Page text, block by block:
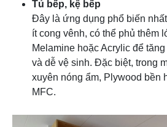
Tủ bếp, kệ bếp
Đây là ứng dụng phổ biến
ít cong vênh, có thể phủ thêm
Melamine hoặc Acrylic để
và dễ vệ sinh. Đặc biệt, trong
xuyên nóng ẩm, Plywood bền
MFC.